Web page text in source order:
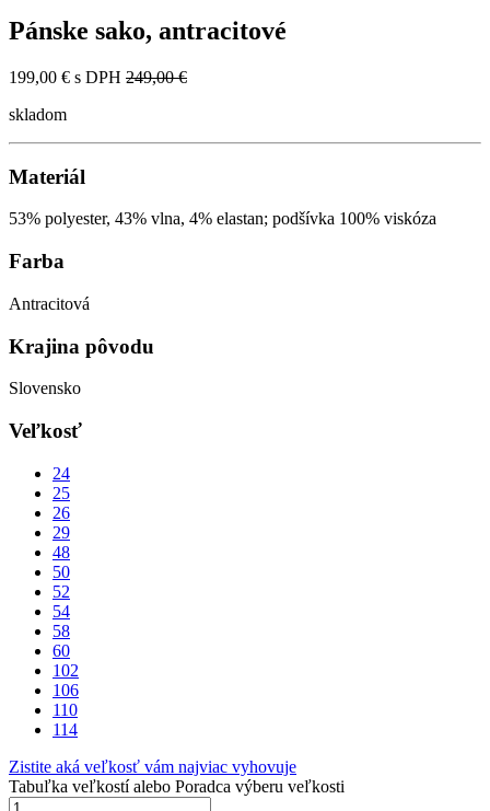
Pánske sako, antracitové
199,00 € s DPH 249,00 €
skladom
Materiál
53% polyester, 43% vlna, 4% elastan; podšívka 100% viskóza
Farba
Antracitová
Krajina pôvodu
Slovensko
Veľkosť
24
25
26
29
48
50
52
54
58
60
102
106
110
114
Zistite aká veľkosť vám najviac vyhovuje
Tabuľka veľkostí alebo Poradca výberu veľkosti